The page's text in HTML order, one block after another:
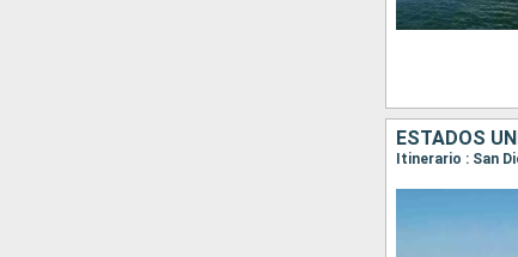
ESTADOS
Itinerario : San